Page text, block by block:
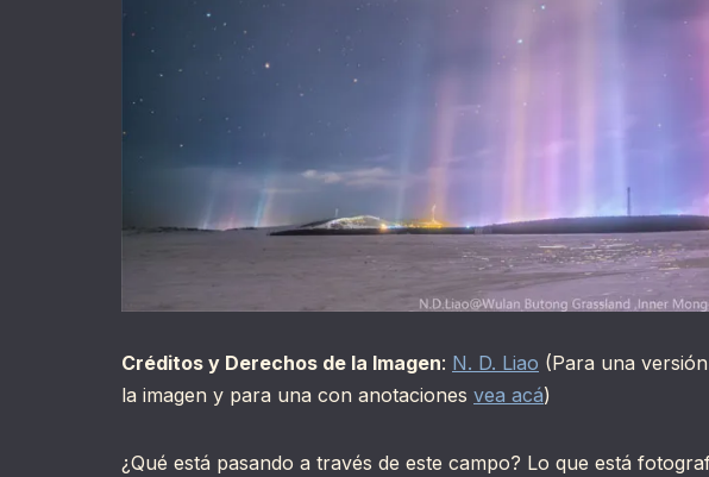
Créditos y Derechos de la Imagen: N. D. Liao (Para una
la imagen y para una con anotaciones vea acá)
¿Qué está pasando a través de este campo? Lo que está